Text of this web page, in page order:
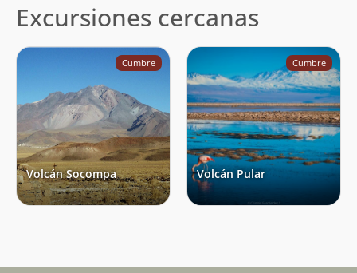
Excursiones cercanas
Cumbre
Volcán Socompa
Cumbre
Volcán Pular